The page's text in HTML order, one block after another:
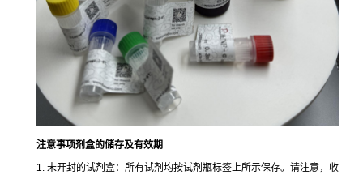
注意事项剂盒的储存及有效期
1. 未开封的试剂盒：所有试剂均按试剂瓶标签上所示保存。请注意，收